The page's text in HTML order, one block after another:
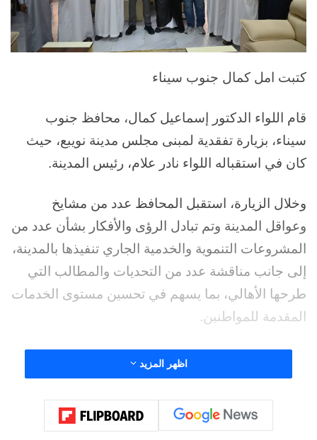
كتبت امل كمال جنوب سيناء
قام اللواء الدكتور إسماعيل كمال، محافظ جنوب
سيناء، بزيارة تفقدية لمبنى مجلس مدينة نويبع، حيث
كان في استقباله اللواء نادر علام، رئيس المدينة.
وخلال الزيارة، استقبل المحافظ عدد من مشايخ
وعواقل المدينة وتم تبادل الرؤى والأفكار بشأن عدد من
المشروعات التنموية والخدمية الجاري تنفيذها بالمدينة،
إلى جانب مناقشة عدد من التحديات والمطالب التي
طرحها الأهالي، بما يسهم في تحسين مستوى الخدمات
المقدمة للمواطنين.
وأكد محافظ جنوب سيناء أن هذه اللقاءات تأتي ضمن
سلسلة اللقاءات الدورية التي يحرص على عقدها مع
مشايخ وعواقل وأهالي جميع مدن المحافظة والوديان،
بهدف الوقوف على احتياجات المواطنين ورصد
اظهر المزيد